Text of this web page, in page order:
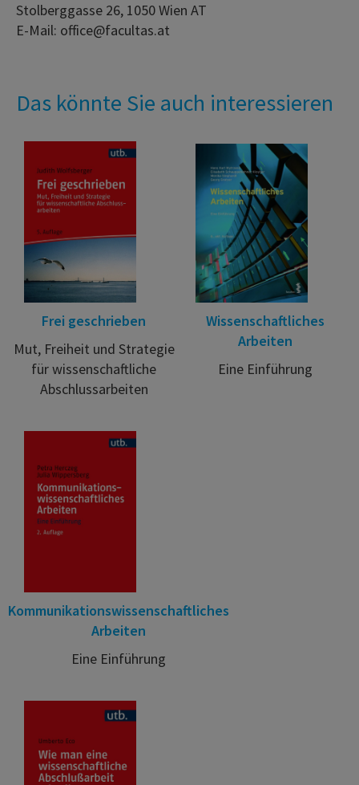
Stolberggasse 26, 1050 Wien AT
E-Mail: office@facultas.at
Das könnte Sie auch interessieren
Frei geschrieben
Mut, Freiheit und Strategie
für wissenschaftliche
Abschlussarbeiten
Wissenschaftliches
Arbeiten
Eine Einführung
Kommunikationswissenschaftliches
Arbeiten
Eine Einführung